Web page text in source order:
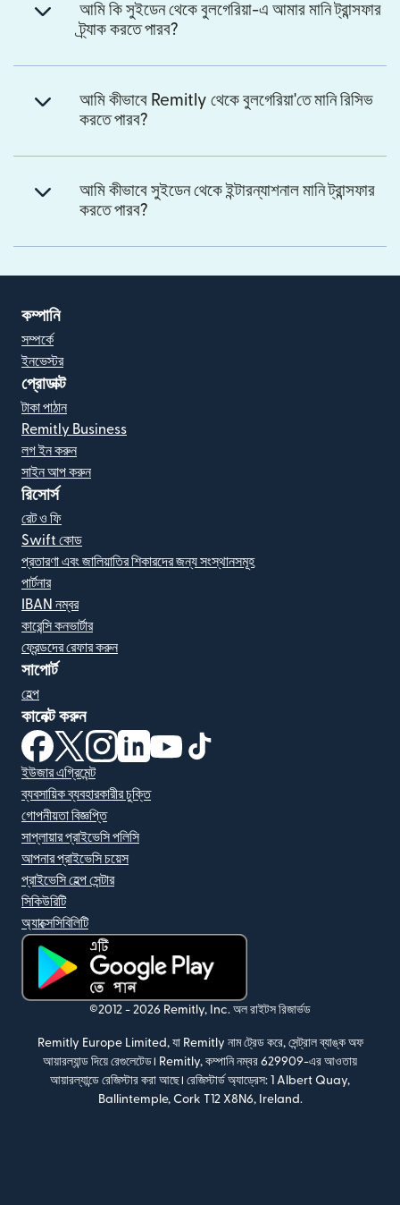
আমি কি সুইডেন থেকে বুলগেরিয়া-এ আমার মানি ট্রান্সফার
ট্র্যাক করতে পারব?
আমি কীভাবে Remitly থেকে বুলগেরিয়া'তে মানি রিসিভ
করতে পারব?
আমি কীভাবে সুইডেন থেকে ইন্টারন্যাশনাল মানি ট্রান্সফার
করতে পারব?
কম্পানি
সম্পর্কে
ইনভেস্টর
প্রোডাক্ট
টাকা পাঠান
Remitly Business
লগ ইন করুন
সাইন আপ করুন
রিসোর্স
রেট ও ফি
Swift কোড
প্রতারণা এবং জালিয়াতির শিকারদের জন্য সংস্থানসমূহ
পার্টনার
IBAN নম্বর
কারেন্সি কনভার্টার
ফ্রেন্ডদের রেফার করুন
সাপোর্ট
হেল্প
কানেক্ট করুন
(নতুন উইন্ডোতে খুলবে)
(নতুন উইন্ডোতে খুলবে)
(নতুন উইন্ডোতে খুলবে)
(নতুন উইন্ডোতে খুলবে)
(নতুন উইন্ডোতে খুলবে)
ইউজার এগ্রিমেন্ট
ব্যবসায়িক ব্যবহারকারীর চুক্তি
গোপনীয়তা বিজ্ঞপ্তি
সাপ্লায়ার প্রাইভেসি পলিসি
আপনার প্রাইভেসি চয়েস
প্রাইভেসি হেল্প সেন্টার
সিকিউরিটি
অ্যাক্সেসিবিলিটি
(নতুন উইন্ডোতে খুলবে)
©2012 - 2026 Remitly, Inc. অল রাইটস রিজার্ভড
Remitly Europe Limited, যা Remitly নাম ট্রেড করে, সেন্ট্রাল ব্যাঙ্ক অফ
আয়ারল্যান্ড দিয়ে রেগুলেটেড। Remitly, কম্পানি নম্বর 629909-এর আওতায়
আয়ারল্যান্ডে রেজিস্টার করা আছে। রেজিস্টার্ড অ্যাড্রেস: 1 Albert Quay,
Ballintemple, Cork T12 X8N6, Ireland.